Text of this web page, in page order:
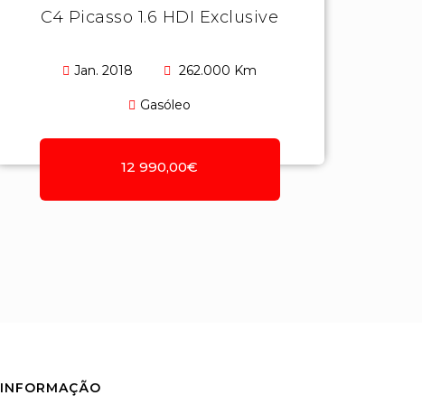
C4 Picasso 1.6 HDI Exclusive
Jan. 2018 262.000 Km
Gasóleo
12 990,00€
INFORMAÇÃO